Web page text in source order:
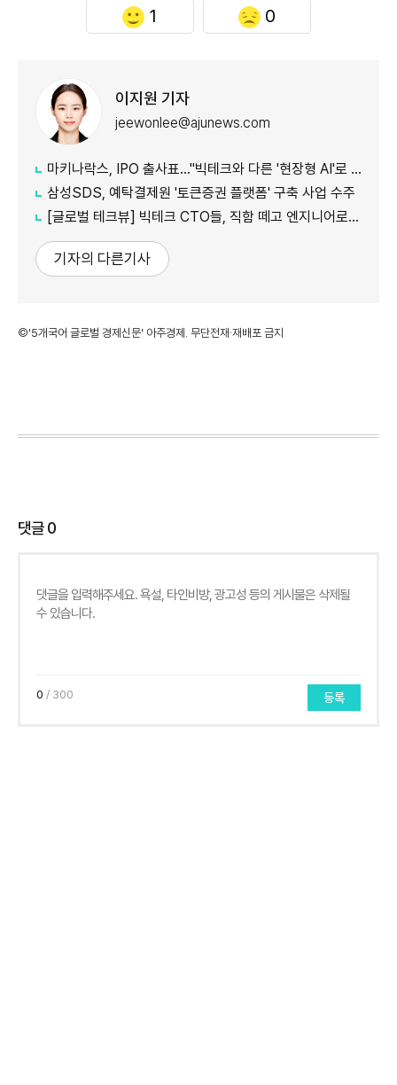
1 0
이지원 기자
jeewonlee@ajunews.com
마키나락스, IPO 출사표…"빅테크와 다른 '현장형 AI'로 승부"
삼성SDS, 예탁결제원 '토큰증권 플랫폼' 구축 사업 수주
[글로벌 테크뷰] 빅테크 CTO들, 직함 떼고 엔지니어로 유턴...'앤트로픽행 러시' 이유는
기자의 다른기사
©'5개국어 글로벌 경제신문' 아주경제. 무단전재·재배포 금지
댓글0
0 / 300 등록